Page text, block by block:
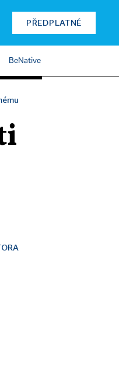
PŘEDPLATNÉ
BeNative